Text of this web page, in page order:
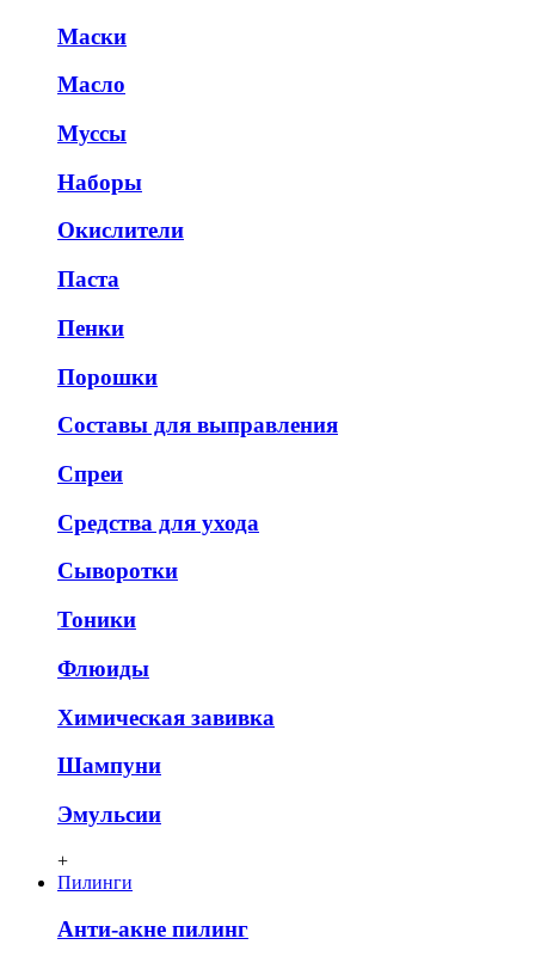
Маски
Масло
Муссы
Наборы
Окислители
Паста
Пенки
Порошки
Составы для выправления
Спреи
Средства для ухода
Сыворотки
Тоники
Флюиды
Химическая завивка
Шампуни
Эмульсии
+
Пилинги
Анти-акне пилинг